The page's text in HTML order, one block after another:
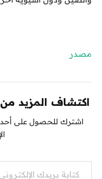
مصدر
اكتشاف المزيد
اشترك للحصول على
كتابة بريدك الإلكتروني...